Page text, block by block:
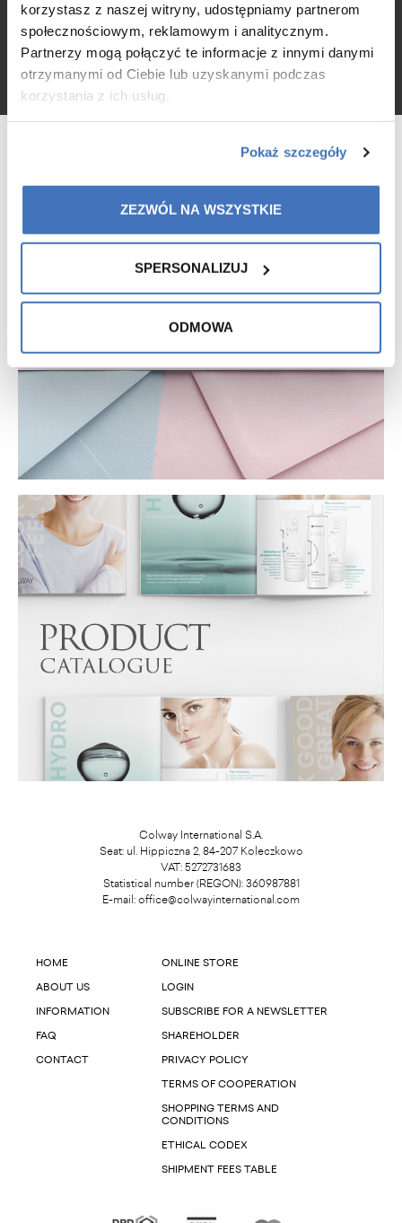
korzystasz z naszej witryny, udostępniamy partnerom
społecznościowym, reklamowym i analitycznym.
Partnerzy mogą połączyć te informacje z innymi danymi
otrzymanymi od Ciebie lub uzyskanymi podczas
korzystania z ich usług.
Pokaż szczegóły
ZEZWÓL NA WSZYSTKIE
SPERSONALIZUJ
ODMOWA
Colway International S.A.
Seat: ul. Hippiczna 2, 84-207 Koleczkowo
VAT: 5272731683
Statistical number (REGON): 360987881
E-mail: office@colwayinternational.com
HOME
ABOUT US
INFORMATION
FAQ
CONTACT
ONLINE STORE
LOGIN
SUBSCRIBE FOR A NEWSLETTER
SHAREHOLDER
PRIVACY POLICY
TERMS OF COOPERATION
SHOPPING TERMS AND
CONDITIONS
ETHICAL CODEX
SHIPMENT FEES TABLE